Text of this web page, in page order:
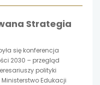
się
w
nowej
się
w
nowej
Strategia
się konferencja
2030 – przegląd
polityki
Edukacji